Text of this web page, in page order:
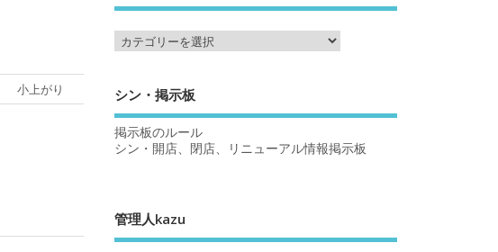
小上がり
シン・掲示板
掲示板のルール
シン・開店、閉店、リニューアル情報掲示板
管理人kazu